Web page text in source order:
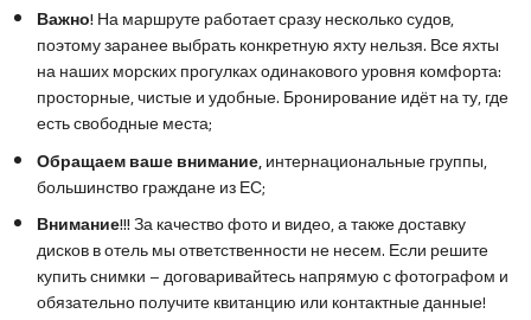
Важно!На маршруте работает сразу несколько судов,
поэтому заранее выбрать конкретную яхту нельзя. Все яхты
на наших морских прогулках одинакового уровня комфорта:
просторные, чистые и удобные. Бронирование идёт на ту, где
есть свободные места;
Обращаем ваше внимание,интернациональные группы,
большинство граждане из ЕС;
Внимание!!!За качество фото и видео, а также доставку
дисков в отель мы ответственности не несем. Если решите
купить снимки – договаривайтесь напрямую с фотографом и
обязательно получите квитанцию или контактные данные!